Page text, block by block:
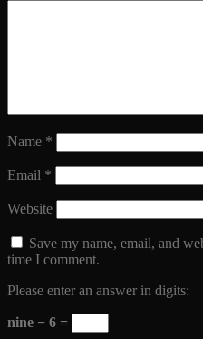
Name *
Email *
Website
Save my name, email, and
time I comment.
Please enter an answer in digits:
nine − 6 =